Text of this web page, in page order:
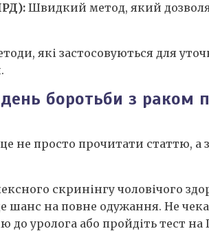
Швидкий метод, який
які застосовуються для
день боротьби з раком
не просто прочитати статтю, а
скринінгу чоловічого
шанс на повне одужання. Не
уролога або пройдіть тест на